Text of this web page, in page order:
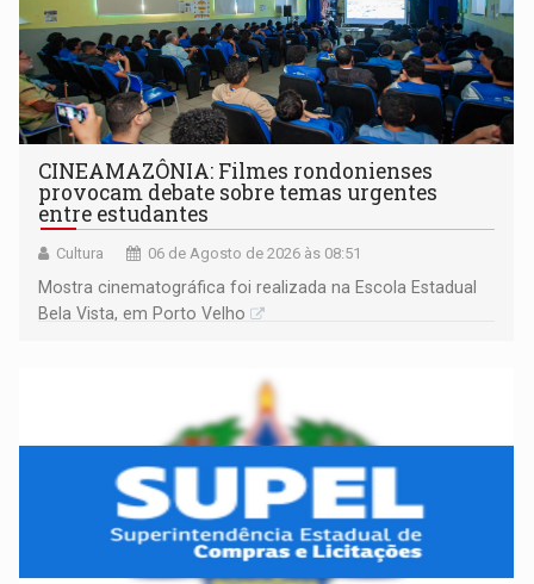
CINEAMAZÔNIA: Filmes rondonienses
provocam debate sobre temas urgentes
entre estudantes
Cultura 06 de Agosto de 2026 às 08:51
Mostra cinematográfica foi realizada na Escola Estadual
Bela Vista, em Porto Velho